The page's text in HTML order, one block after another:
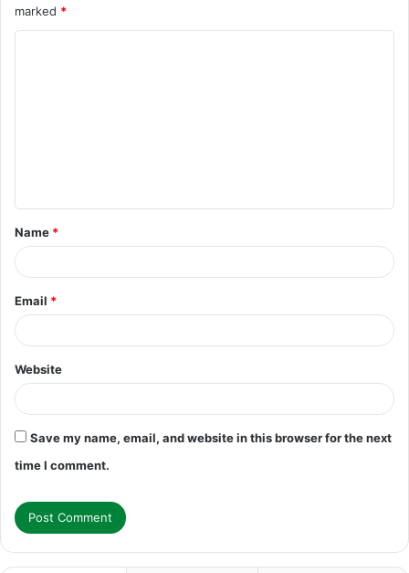
marked *
t
*
Name *
Email *
Website
Save my name, email, and website in this browser for the next
time I comment.